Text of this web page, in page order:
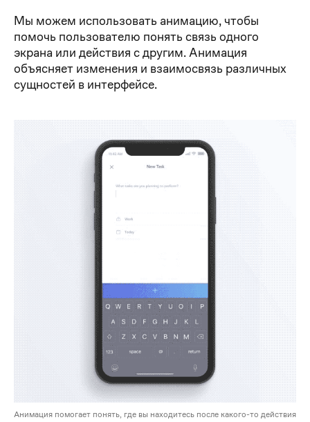
Мы можем использовать анимацию, чтобы
помочь пользователю понять связь одного
экрана или действия с другим. Анимация
объясняет изменения и взаимосвязь различных
сущностей в интерфейсе.
Анимация помогает понять, где вы находитесь после какого-то действия